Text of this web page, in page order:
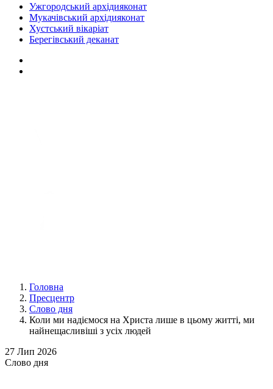
Ужгородський архідияконат
Мукачівський архідияконат
Хустський вікаріат
Берегівський деканат
Головна
Пресцентр
Слово дня
Коли ми надіємося на Христа лише в цьому житті, ми
найнещасливіші з усіх людей
27 Лип 2026
Слово дня